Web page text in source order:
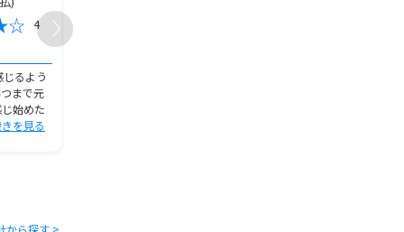
4
るよう
まで元
始めた
を見る
から探す >